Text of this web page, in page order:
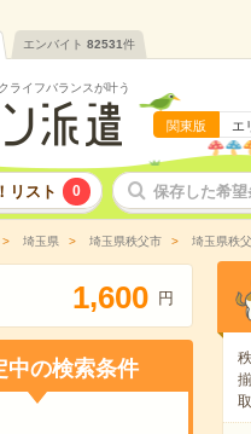
エンバイト 82531件
ライフバランスが叶う
関東版 エ
リスト 0 保存した希望
埼玉県 埼玉県秩父市 埼玉県秩
1,600 円
中の検索条件